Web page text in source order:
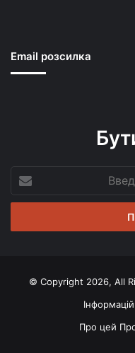
Email розсилка
свій
email
© Copyright 2026, All
Про цей